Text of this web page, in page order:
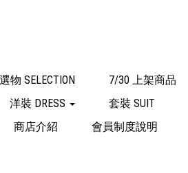
物 SELECTION 7/30 上架商品
洋裝 DRESS 套裝 SUIT
商店介紹 會員制度說明